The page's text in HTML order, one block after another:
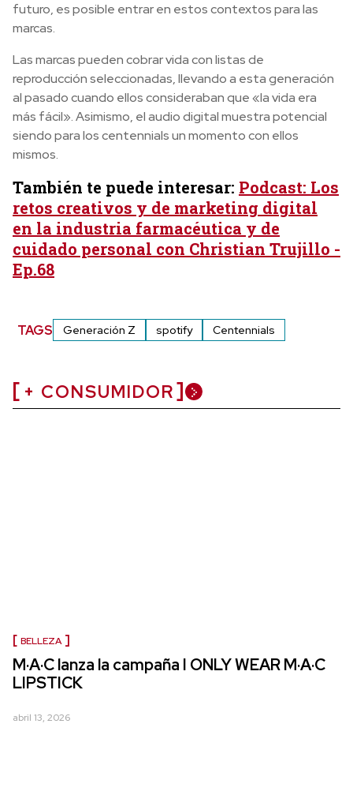
futuro, es posible entrar en estos contextos para las
marcas.
Las marcas pueden cobrar vida con listas de
reproducción seleccionadas, llevando a esta generación
al pasado cuando ellos consideraban que «la vida era
más fácil». Asimismo, el audio digital muestra potencial
siendo para los centennials un momento con ellos
mismos.
También te puede interesar: Podcast: Los
retos creativos y de marketing digital
en la industria farmacéutica y de
cuidado personal con Christian Trujillo -
Ep.68
TAGS Generación Z spotify Centennials
+ CONSUMIDOR
BELLEZA
M·A·C lanza la campaña I ONLY WEAR M·A·C
LIPSTICK
abril 13, 2026